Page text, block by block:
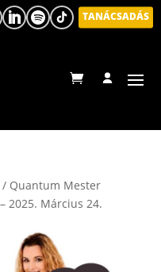
TANÁCSADÁS
/ Quantum Mester
2025. Március 24.